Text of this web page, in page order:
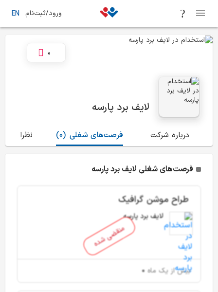
ورود/ثبت‌نام EN
لایف برد پارسه
0
درباره شرکت (0) فرصت‌های شغلی نظرات
فرصت‌های شغلی لایف برد پارسه
منقضی شده
طراح موشن گرافیک
لایف برد پارسه
بیش از یک ماه